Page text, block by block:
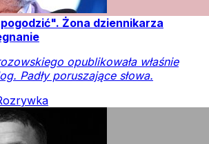
Żona dziennikarza
opublikowała właśnie
Padły poruszające słowa.